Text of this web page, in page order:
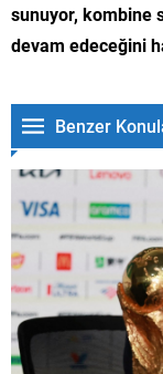
sunuyor, kombine
devam edeceğini
Benzer